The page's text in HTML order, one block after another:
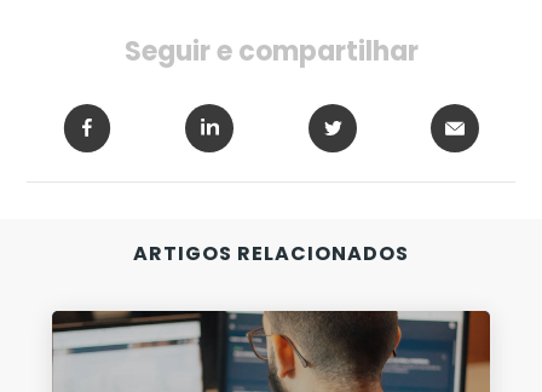
Seguir e compartilhar
ARTIGOS RELACIONADOS